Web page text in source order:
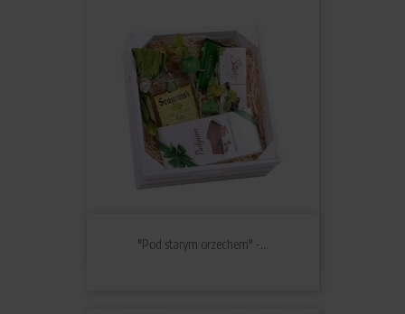
"Pod starym orzechem" -...